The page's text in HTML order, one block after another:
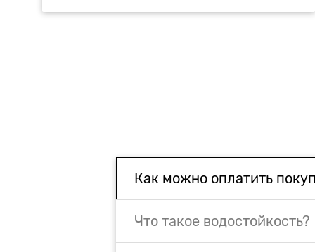
Как можно оплатить
Что такое водостойкость?